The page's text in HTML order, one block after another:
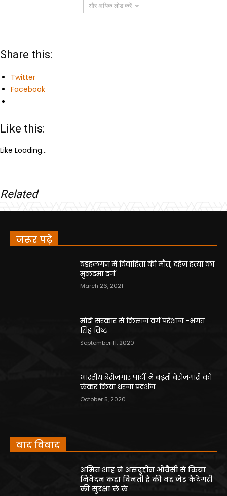
और अधिक लोड करें
Share this:
Twitter
Facebook
Like this:
Like Loading...
Related
जरूर पढ़े
बड़हलगंज में विवाहिता की मौत, दहेज हत्या का
मुकदमा दर्ज
March 26, 2021
मोदी सरकार से किसान वर्ग परेशान -भगत
सिंह विष्ट
September 11, 2020
भारतीय बेरोजगार पार्टी ने बढ़ती बेरोजगारी को
लेकर किया धरना प्रदर्शन
October 5, 2020
वाद विवाद
अमित शाह ने असदुद्दीन ओवैसी से किया
निवेदन कहा विनती है की वह जेड कैटेगरी
की सुरक्षा ले ले